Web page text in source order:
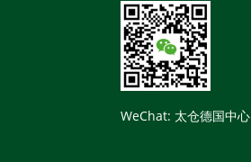
WeChat: 太仓德国中心